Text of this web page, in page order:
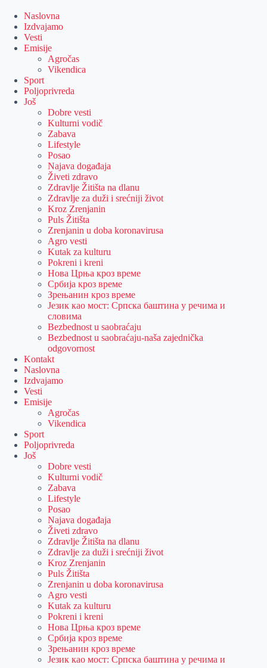
content
Naslovna
Izdvajamo
Vesti
Emisije
Agročas
Vikendica
Sport
Poljoprivreda
Još
Dobre vesti
Kulturni vodič
Zabava
Lifestyle
Posao
Najava događaja
Živeti zdravo
Zdravlje Žitišta na dlanu
Zdravlje za duži i srećniji život
Kroz Zrenjanin
Puls Žitišta
Zrenjanin u doba koronavirusa
Agro vesti
Kutak za kulturu
Pokreni i kreni
Нова Црња кроз време
Србија кроз време
Зрењанин кроз време
Језик као мост: Српска баштина у речима и
словима
Bezbednost u saobraćaju
Bezbednost u saobraćaju-naša zajednička
odgovornost
Kontakt
Naslovna
Izdvajamo
Vesti
Emisije
Agročas
Vikendica
Sport
Poljoprivreda
Još
Dobre vesti
Kulturni vodič
Zabava
Lifestyle
Posao
Najava događaja
Živeti zdravo
Zdravlje Žitišta na dlanu
Zdravlje za duži i srećniji život
Kroz Zrenjanin
Puls Žitišta
Zrenjanin u doba koronavirusa
Agro vesti
Kutak za kulturu
Pokreni i kreni
Нова Црња кроз време
Србија кроз време
Зрењанин кроз време
Језик као мост: Српска баштина у речима и